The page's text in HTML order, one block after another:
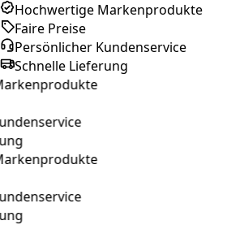
Hochwertige Markenprodukte
Faire Preise
Persönlicher Kundenservice
Schnelle Lieferung